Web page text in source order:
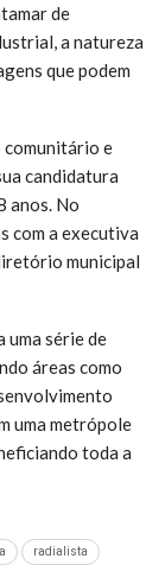
de
a natureza
que podem
comunitário e
candidatura
anos. No
com a executiva
municipal
uma série de
áreas como
uma metrópole
toda a
radialista